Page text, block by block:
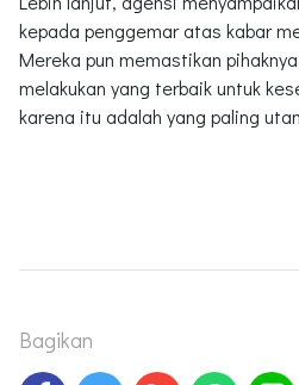
kepada penggemar atas kabar
Mereka pun memastikan
melakukan yang terbaik untuk
karena itu adalah yang paling
Bagikan